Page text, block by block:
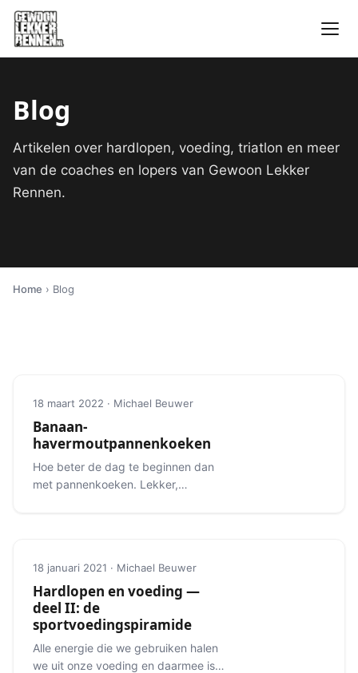
Blog
Artikelen over hardlopen, voeding, triatlon en meer
van de coaches en lopers van Gewoon Lekker
Rennen.
Home › Blog
18 maart 2022 · Michael Beuwer
Banaan-
havermoutpannenkoeken
Hoe beter de dag te beginnen dan
met pannenkoeken. Lekker,
18 januari 2021 · Michael Beuwer
Hardlopen en voeding —
deel II: de
sportvoedingspiramide
Alle energie die we gebruiken halen
we uit onze voeding en daarmee is